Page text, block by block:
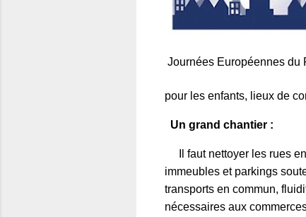
Journées Européennes du
pour les enfants, lieux de
Un grand chantier :
Il faut nettoyer les rues
immeubles et parkings
transports en commun,
nécessaires aux